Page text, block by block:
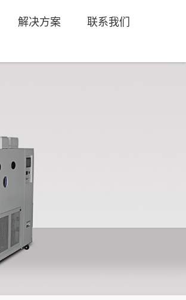
解决方案 联系我们